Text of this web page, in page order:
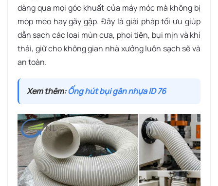
dàng qua mọi góc khuất của máy móc mà không bị
móp méo hay gãy gập. Đây là giải pháp tối ưu giúp
dẫn sạch các loại mùn cưa, phoi tiện, bụi mịn và khí
thải, giữ cho không gian nhà xưởng luôn sạch sẽ và
an toàn.
Xem thêm:Ống hút bụi gân nhựa ID 76